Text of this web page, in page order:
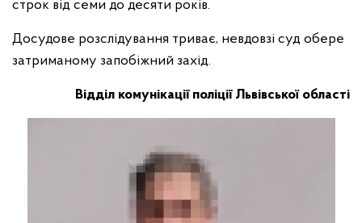
строк від семи до десяти років.
Досудове розслідування триває, невдовзі суд обере
затриманому запобіжний захід.
Відділ комунікації поліції Львівської області